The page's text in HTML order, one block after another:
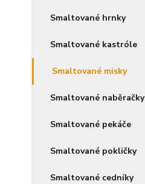
Smaltované hrnky
Smaltované kastróle
Smaltované misky
Smaltované naběračky
Smaltované pekáče
Smaltované pokličky
Smaltované cedníky